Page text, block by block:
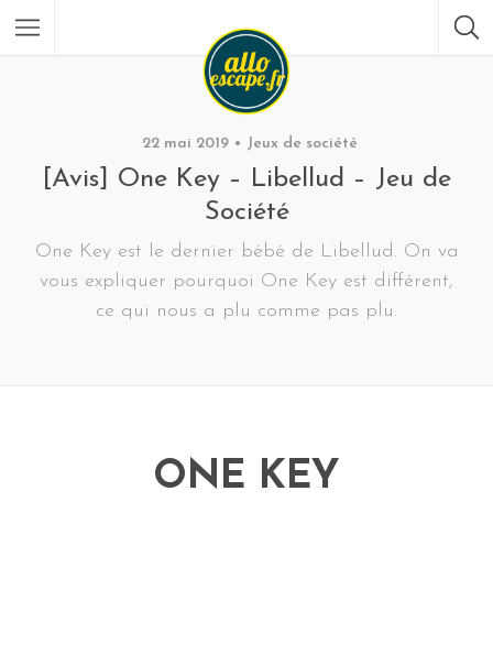
22 mai 2019 Jeux de société
[Avis] One Key – Libellud – Jeu de
Société
One Key est le dernier bébé de Libellud. On va
vous expliquer pourquoi One Key est différent,
ce qui nous a plu comme pas plu.
ONE KEY